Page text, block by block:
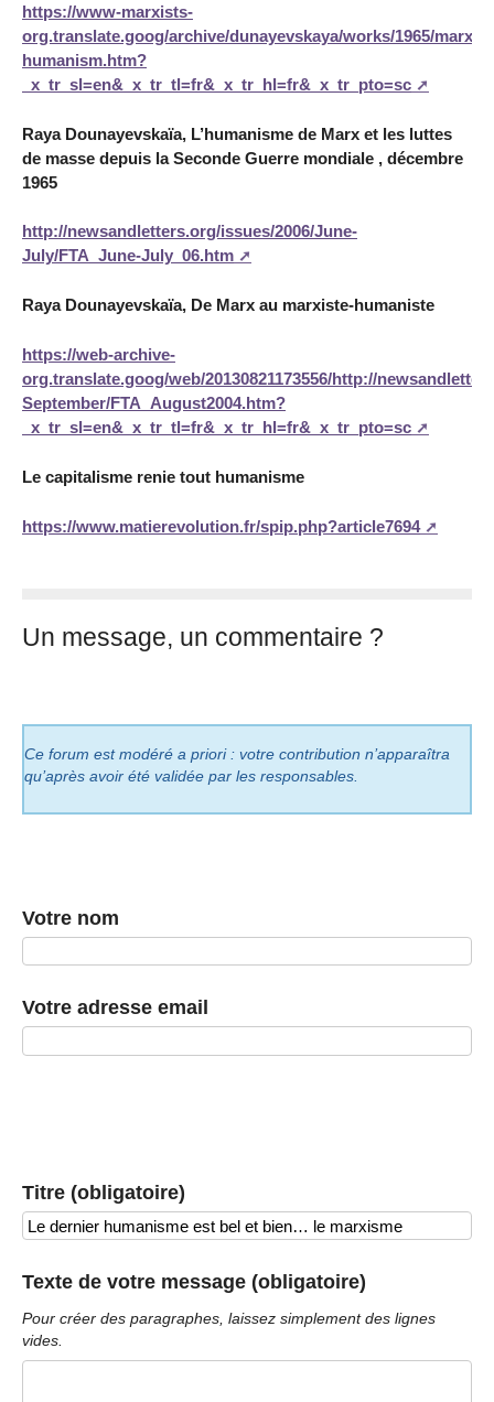
https://www-marxists-
org.translate.goog/archive/dunayevskaya/works/1965/marx-
humanism.htm?
_x_tr_sl=en&_x_tr_tl=fr&_x_tr_hl=fr&_x_tr_pto=sc
Raya Dounayevskaïa, L’humanisme de Marx et les luttes
de masse depuis la Seconde Guerre mondiale , décembre
1965
http://newsandletters.org/issues/2006/June-
July/FTA_June-July_06.htm
Raya Dounayevskaïa, De Marx au marxiste-humaniste
https://web-archive-
org.translate.goog/web/20130821173556/http://
September/FTA_August2004.htm?
_x_tr_sl=en&_x_tr_tl=fr&_x_tr_hl=fr&_x_tr_pto=sc
Le capitalisme renie tout humanisme
https://www.matierevolution.fr/spip.php?article7694
Un message, un commentaire ?
Ce forum est modéré a priori : votre contribution n’apparaîtra
qu’après avoir été validée par les responsables.
Votre nom
Votre adresse email
Titre (obligatoire)
Texte de votre message (obligatoire)
Pour créer des paragraphes, laissez simplement des lignes
vides.